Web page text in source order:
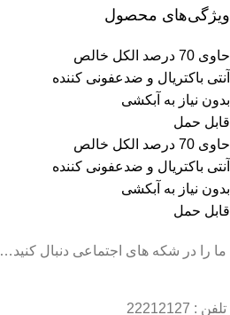
ویژگی‌های محصول
حاوی 70 درصد الکل خالص
آنتی باکتریال و ضدعفونی کننده
بدون نیاز به آبکشی
قابل حمل
حاوی 70 درصد الکل خالص
آنتی باکتریال و ضدعفونی کننده
بدون نیاز به آبکشی
قابل حمل
ما را در شکه های اجتماعی دنبال کنید…
تلفن : 22212127